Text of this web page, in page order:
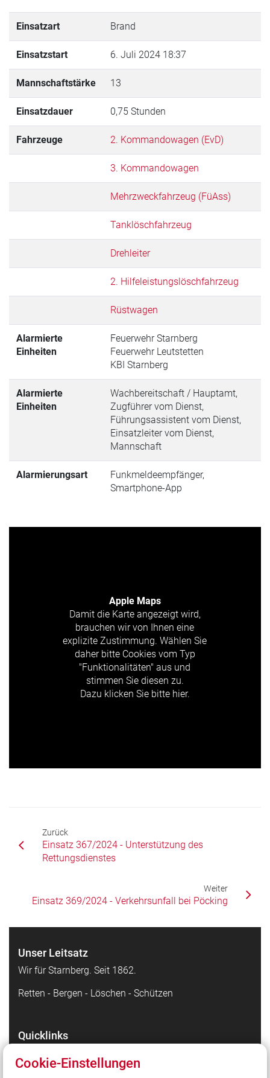
Einsatzart Brand
Einsatzstart 6. Juli 2024 18:37
Mannschaftstärke 13
Einsatzdauer 0,75 Stunden
Fahrzeuge 2. Kommandowagen (EvD)
3. Kommandowagen
Mehrzweckfahrzeug (FüAss)
Tanklöschfahrzeug
Drehleiter
2. Hilfeleistungslöschfahrzeug
Rüstwagen
Alarmierte
Einheiten
Feuerwehr Starnberg
Feuerwehr Leutstetten
KBI Starnberg
Alarmierte
Einheiten
Wachbereitschaft / Hauptamt,
Zugführer vom Dienst,
Führungsassistent vom Dienst,
Einsatzleiter vom Dienst,
Mannschaft
Alarmierungsart
Funkmeldeempfänger,
Smartphone-App
Apple Maps
Damit die Karte angezeigt wird,
brauchen wir von Ihnen eine
explizite Zustimmung. Wählen Sie
daher bitte Cookies vom Typ
"Funktionalitäten" aus und
stimmen Sie diesen zu.
Dazu klicken Sie bitte hier.
Zurück
Einsatz 367/2024 - Unterstützung des
Rettungsdienstes
Weiter
Einsatz 369/2024 - Verkehrsunfall bei Pöcking
Unser Leitsatz
Wir für Starnberg. Seit 1862.
Retten - Bergen - Löschen - Schützen
Quicklinks
Instagram - Bilder unserer Arbeit
Cookie-Einstellungen